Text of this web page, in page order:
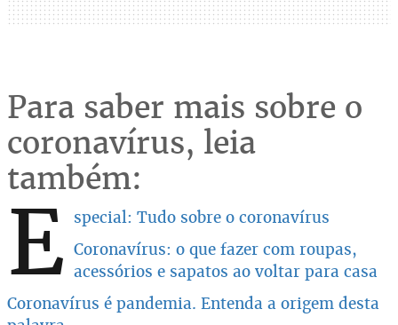
Para saber mais sobre o
coronavírus, leia
também:
E special: Tudo sobre o coronavírus
Coronavírus: o que fazer com roupas,
acessórios e sapatos ao voltar para casa
Coronavírus é pandemia. Entenda a origem desta